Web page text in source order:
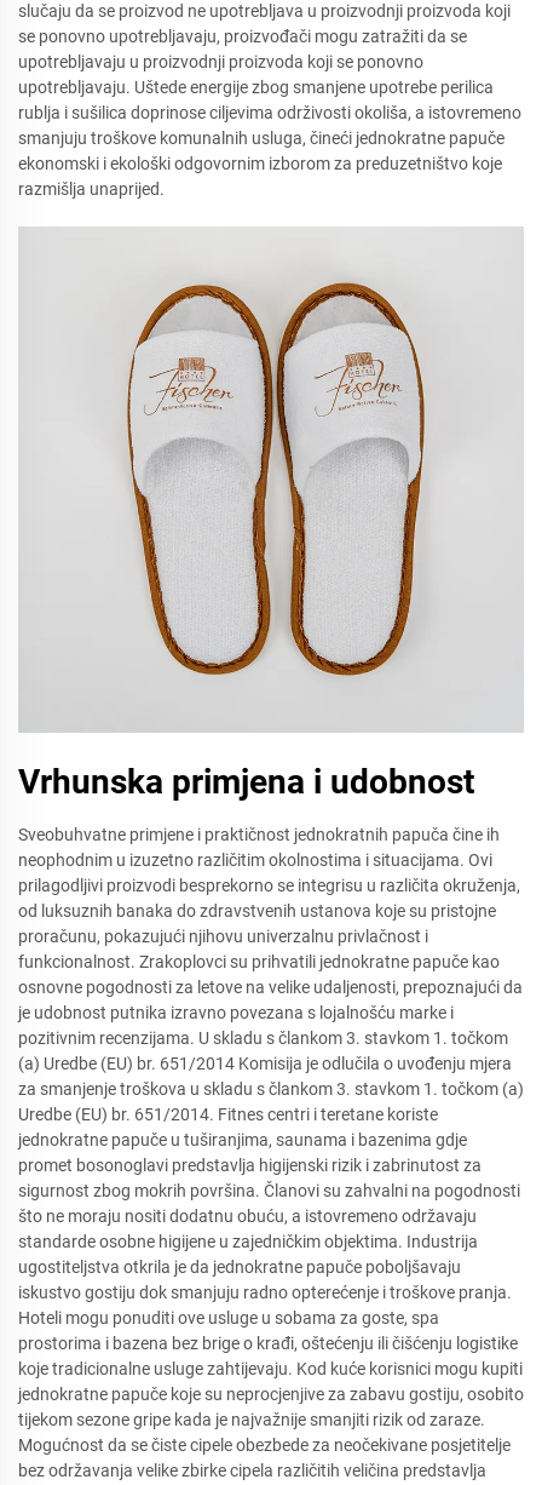
slučaju da se proizvod ne upotrebljava u proizvodnji proizvoda koji
se ponovno upotrebljavaju, proizvođači mogu zatražiti da se
upotrebljavaju u proizvodnji proizvoda koji se ponovno
upotrebljavaju. Uštede energije zbog smanjene upotrebe perilica
rublja i sušilica doprinose ciljevima održivosti okoliša, a istovremeno
smanjuju troškove komunalnih usluga, čineći jednokratne papuče
ekonomski i ekološki odgovornim izborom za preduzetništvo koje
razmišlja unaprijed.
Vrhunska primjena i udobnost
Sveobuhvatne primjene i praktičnost jednokratnih papuča čine ih
neophodnim u izuzetno različitim okolnostima i situacijama. Ovi
prilagodljivi proizvodi besprekorno se integrisu u različita okruženja,
od luksuznih banaka do zdravstvenih ustanova koje su pristojne
proračunu, pokazujući njihovu univerzalnu privlačnost i
funkcionalnost. Zrakoplovci su prihvatili jednokratne papuče kao
osnovne pogodnosti za letove na velike udaljenosti, prepoznajući da
je udobnost putnika izravno povezana s lojalnošću marke i
pozitivnim recenzijama. U skladu s člankom 3. stavkom 1. točkom
(a) Uredbe (EU) br. 651/2014 Komisija je odlučila o uvođenju mjera
za smanjenje troškova u skladu s člankom 3. stavkom 1. točkom (a)
Uredbe (EU) br. 651/2014. Fitnes centri i teretane koriste
jednokratne papuče u tuširanjima, saunama i bazenima gdje
promet bosonoglavi predstavlja higijenski rizik i zabrinutost za
sigurnost zbog mokrih površina. Članovi su zahvalni na pogodnosti
što ne moraju nositi dodatnu obuću, a istovremeno održavaju
standarde osobne higijene u zajedničkim objektima. Industrija
ugostiteljstva otkrila je da jednokratne papuče poboljšavaju
iskustvo gostiju dok smanjuju radno opterećenje i troškove pranja.
Hoteli mogu ponuditi ove usluge u sobama za goste, spa
prostorima i bazena bez brige o krađi, oštećenju ili čišćenju logistike
koje tradicionalne usluge zahtijevaju. Kod kuće korisnici mogu kupiti
jednokratne papuče koje su neprocjenjive za zabavu gostiju, osobito
tijekom sezone gripe kada je najvažnije smanjiti rizik od zaraze.
Mogućnost da se čiste cipele obezbede za neočekivane posjetitelje
bez održavanja velike zbirke cipela različitih veličina predstavlja